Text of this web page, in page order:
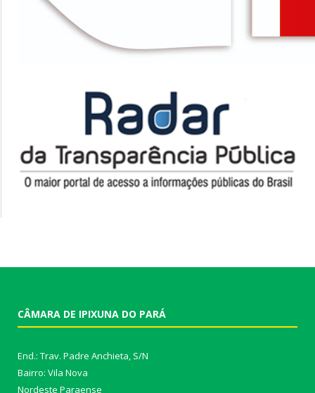
CÂMARA DE IPIXUNA DO PARÁ
End.: Trav. Padre Anchieta, S/N
Bairro: Vila Nova
Nordeste Paraense